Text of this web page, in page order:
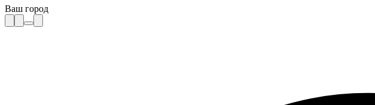
Ваш город